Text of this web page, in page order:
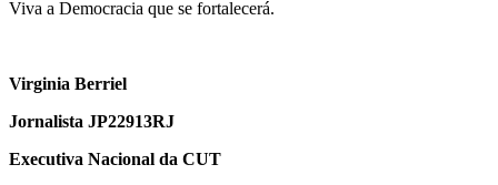
Viva a Democracia que se fortalecerá.
Virginia Berriel
Jornalista JP22913RJ
Executiva Nacional da CUT